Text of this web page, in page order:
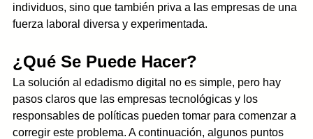
individuos, sino que también priva a las empresas de una
fuerza laboral diversa y experimentada.
¿Qué Se Puede Hacer?
La solución al edadismo digital no es simple, pero hay
pasos claros que las empresas tecnológicas y los
responsables de políticas pueden tomar para comenzar a
corregir este problema. A continuación, algunos puntos